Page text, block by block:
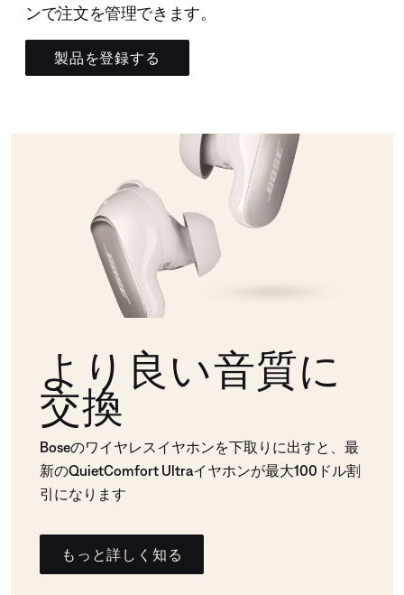
ンで注文を管理できます。
製品を登録する
より良い音質に
交換
Boseのワイヤレスイヤホンを下取りに出すと、最
新のQuietComfort Ultraイヤホンが最大100ドル割
引になります
もっと詳しく知る